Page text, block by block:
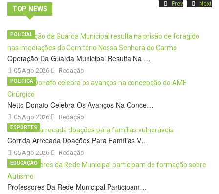
TOP NEWS
Prev Next
Operação Da Guarda Municipal Resulta Na …
05 Ago 2026
POLICIAL
Redação
Netto Donato Celebra Os Avanços Na Conce…
05 Ago 2026
POLÍTICA
Redação
Corrida Arrecada Doações Para Famílias V…
05 Ago 2026
ESPORTES
Redação
Professores Da Rede Municipal Participam…
EDUCAÇÃO